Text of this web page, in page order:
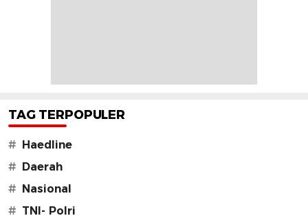
TAG TERPOPULER
# Haedline
# Daerah
# Nasional
# TNI- Polri